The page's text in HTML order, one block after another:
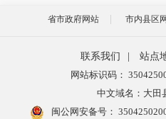
省市政府网站 市内县区
联系我们 站点
网站标识码：
中文域名：大田
闽公网安备号：